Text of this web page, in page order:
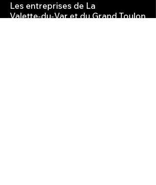
Les entreprises de La
Valette‑du‑Var et du Grand Toulon